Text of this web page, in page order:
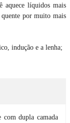
aquece líquidos mais
por muito mais
indução e a lenha;
com dupla camada